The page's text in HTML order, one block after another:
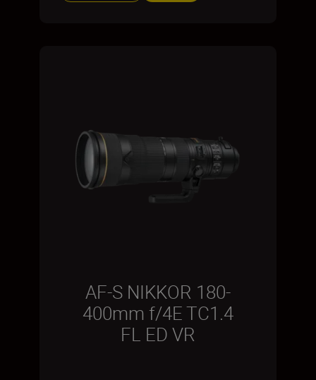
AF-S NIKKOR 180-
400mm f/4E TC1.4
FL ED VR